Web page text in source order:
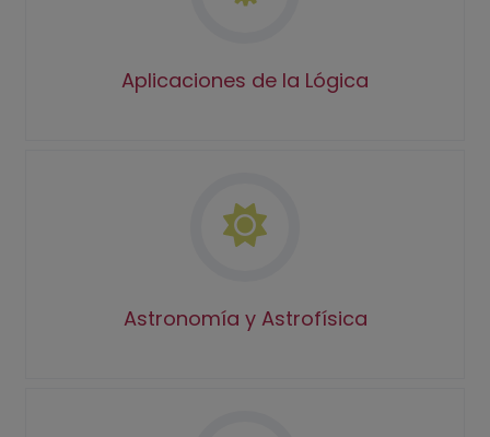
Aplicaciones de la Lógica
Astronomía y Astrofísica